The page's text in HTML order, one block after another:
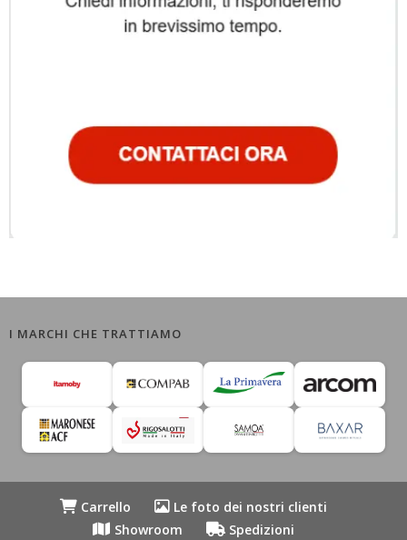
I MARCHI CHE TRATTIAMO
Carrello
Le foto dei nostri clienti
Showroom
Spedizioni